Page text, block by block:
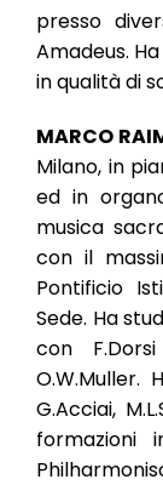
presso
Amadeus.
in qualità di
MARCO
Milano, in
ed in
musica
con il
Pontificio
Sede. Ha
con
G.Acciai,
formazioni